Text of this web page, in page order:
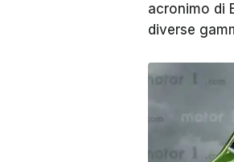
acronimo di
diverse